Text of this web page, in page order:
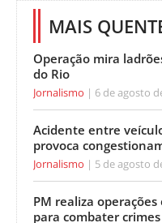
MAIS
Operação mira
do Rio
Jornalismo 6 de agosto
Acidente entre
provoca
Jornalismo 5 de agosto
PM realiza
para combater crimes